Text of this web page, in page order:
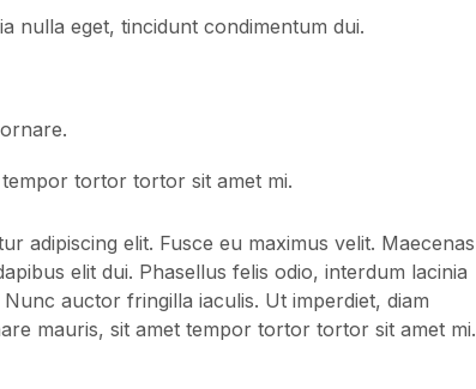
nulla eget, tincidunt condimentum dui.
tortor tortor sit amet mi.
adipiscing elit. Fusce eu maximus velit. Maecenas
elit dui. Phasellus felis odio, interdum lacinia
auctor fringilla iaculis. Ut imperdiet, diam
mauris, sit amet tempor tortor tortor sit amet mi.